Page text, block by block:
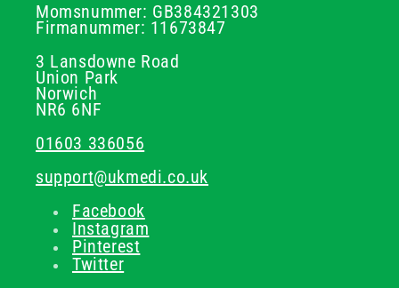
Momsnummer: GB384321303
Firmanummer: 11673847
3 Lansdowne Road
Union Park
Norwich
NR6 6NF
01603 336056
support@ukmedi.co.uk
Facebook
Instagram
Pinterest
Twitter